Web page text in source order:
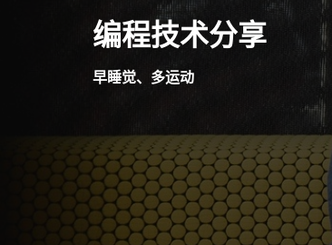
编程技术分享
早睡觉、多运动